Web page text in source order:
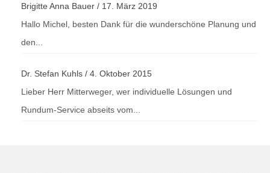
Brigitte Anna Bauer / 17. März 2019
Hallo Michel, besten Dank für die wunderschöne Planung und
den...
Dr. Stefan Kuhls / 4. Oktober 2015
Lieber Herr Mitterweger, wer individuelle Lösungen und
Rundum-Service abseits vom...